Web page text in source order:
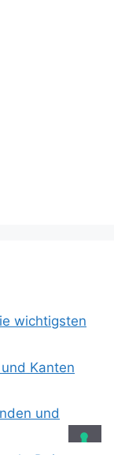
wichtigsten
Kanten
und